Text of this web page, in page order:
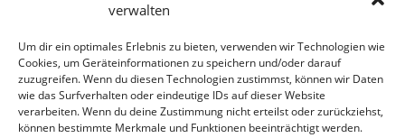
verwalten
Um dir ein optimales Erlebnis zu bieten, verwenden wir Technologien wie
Cookies, um Geräteinformationen zu speichern und/oder darauf
zuzugreifen. Wenn du diesen Technologien zustimmst, können wir Daten
wie das Surfverhalten oder eindeutige IDs auf dieser Website
verarbeiten. Wenn du deine Zustimmung nicht erteilst oder zurückziehst,
können bestimmte Merkmale und Funktionen beeinträchtigt werden.